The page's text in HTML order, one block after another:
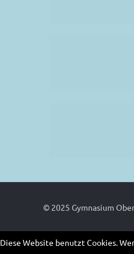
© 2025 Gymnasium
Diese Website benutzt Cookies.